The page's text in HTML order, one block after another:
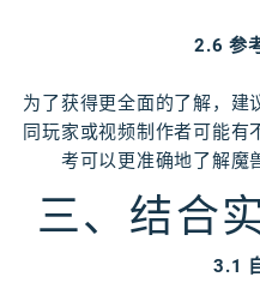
2.6 参
为了获得更全面的了解，建
同玩家或视频制作者可能有
考可以更准确地了解魔
三、结合
3.1